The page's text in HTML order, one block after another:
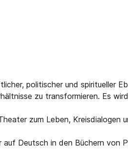
politischer und spiritueller
zu transformieren. Es
zum Leben, Kreisdialogen
Deutsch in den Büchern von